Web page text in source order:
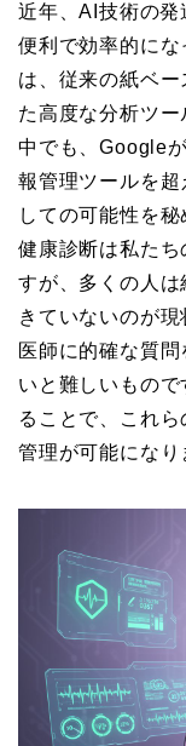
近年、AI技術の発
便利で効率的に
は、従来の紙ベ
た高度な分析ツ
中でも、Google
報管理ツールを超
しての可能性を秘
健康診断は私た
すが、多くの人
きていないのが現
医師に的確な質
いと難しいもの
ることで、これ
管理が可能になり